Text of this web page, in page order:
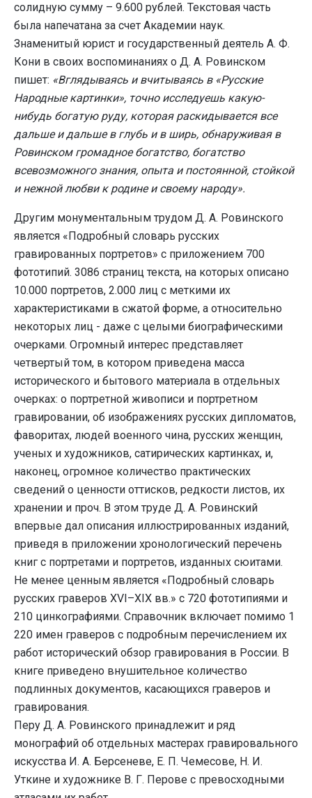
солидную сумму – 9.600 рублей. Текстовая часть
была напечатана за счет Академии наук.
Знаменитый юрист и государственный деятель А. Ф.
Кони в своих воспоминаниях о Д. А. Ровинском
пишет: «Вглядываясь и вчитываясь в «Русские
Народные картинки», точно исследуешь какую-
нибудь богатую руду, которая раскидывается все
дальше и дальше в глубь и в ширь, обнаруживая в
Ровинском громадное богатство, богатство
всевозможного знания, опыта и постоянной, стойкой
и нежной любви к родине и своему народу».
Другим монументальным трудом Д. А. Ровинского
является «Подробный словарь русских
гравированных портретов» с приложением 700
фототипий. 3086 страниц текста, на которых описано
10.000 портретов, 2.000 лиц с меткими их
характеристиками в сжатой форме, а относительно
некоторых лиц - даже с целыми биографическими
очерками. Огромный интерес представляет
четвертый том, в котором приведена масса
исторического и бытового материала в отдельных
очерках: о портретной живописи и портретном
гравировании, об изображениях русских дипломатов,
фаворитах, людей военного чина, русских женщин,
ученых и художников, сатирических картинках, и,
наконец, огромное количество практических
сведений о ценности оттисков, редкости листов, их
хранении и проч. В этом труде Д. А. Ровинский
впервые дал описания иллюстрированных изданий,
приведя в приложении хронологический перечень
книг с портретами и портретов, изданных сюитами.
Не менее ценным является «Подробный словарь
русских граверов XVI–XIX вв.» с 720 фототипиями и
210 цинкографиями. Справочник включает помимо 1
220 имен граверов с подробным перечислением их
работ исторический обзор гравирования в России. В
книге приведено внушительное количество
подлинных документов, касающихся граверов и
гравирования.
Перу Д. А. Ровинского принадлежит и ряд
монографий об отдельных мастерах гравировального
искусства И. А. Берсеневе, Е. П. Чемесове, Н. И.
Уткине и художнике В. Г. Перове с превосходными